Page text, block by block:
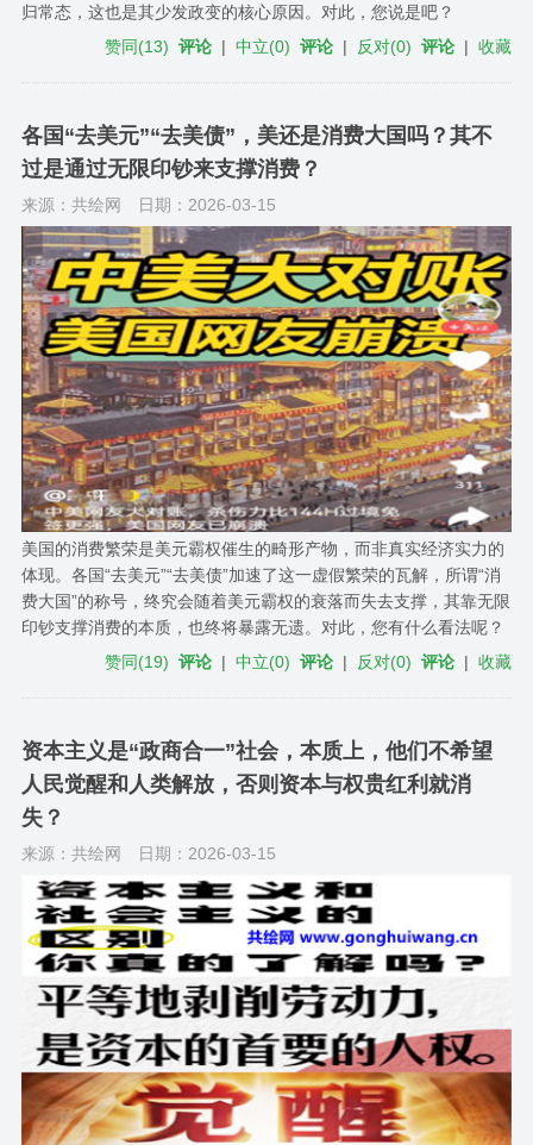
归常态，这也是其少发政变的核心原因。对此，您说是吧？
赞同(13) 评论 |中立(0) 评论 | 反对(0) 评论 |收藏
各国“去美元”“去美债”，美还是消费大国吗？其不
过是通过无限印钞来支撑消费？
来源：共绘网 日期：2026-03-15
美国的消费繁荣是美元霸权催生的畸形产物，而非真实经济实力的
体现。各国“去美元”“去美债”加速了这一虚假繁荣的瓦解，所谓“消
费大国”的称号，终究会随着美元霸权的衰落而失去支撑，其靠无限
印钞支撑消费的本质，也终将暴露无遗。对此，您有什么看法呢？
赞同(19) 评论 |中立(0) 评论 | 反对(0) 评论 |收藏
资本主义是“政商合一”社会，本质上，他们不希望
人民觉醒和人类解放，否则资本与权贵红利就消
失？
来源：共绘网 日期：2026-03-15